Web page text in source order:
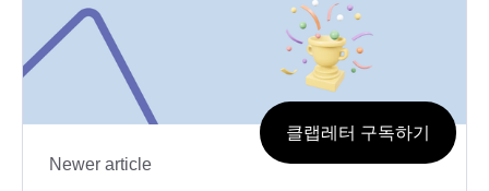
Newer article
클랩레터 구독하기